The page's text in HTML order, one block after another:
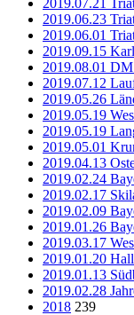
2019.07.21
2019.06.23
2019.06.01
2019.09.15
2019.08.01
2019.07.12
2019.05.26
2019.05.19
2019.05.19
2019.05.01
2019.04.13
2019.02.24
2019.02.17
2019.02.09
2019.01.26
2019.03.17
2019.01.20
2019.01.13
2019.02.28
2018 239